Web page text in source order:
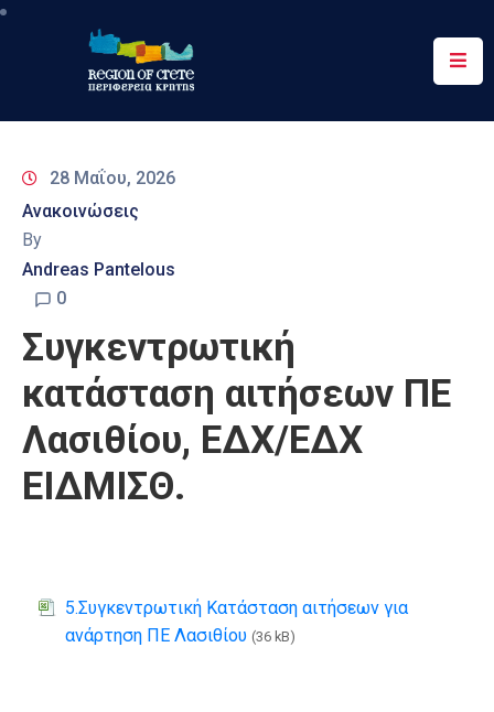
Περιφέρεια
&
Δράσεις
Ψηφιακές
Επικοινωνία
28 Μαΐου, 2026
Ανακοινώσεις
By
Andreas Pantelous
0
Συγκεντρωτική
κατάσταση αιτήσεων ΠΕ
Λασιθίου, ΕΔΧ/ΕΔΧ
ΕΙΔΜΙΣΘ.
5.Συγκεντρωτική Κατάσταση αιτήσεων για
ανάρτηση ΠΕ Λασιθίου (36 kB)